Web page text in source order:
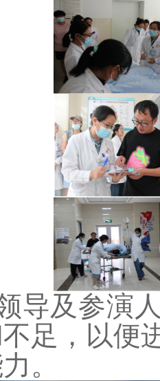
导及参演
足，以便
。